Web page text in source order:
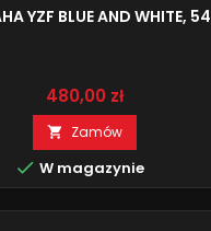
YZF BLUE AND WHITE, 54
Cena
480,00 zł
 Zamów
 W magazynie